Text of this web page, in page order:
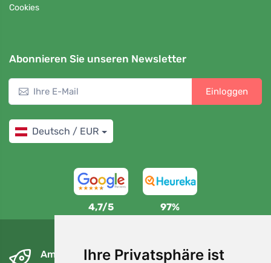
Ihre Privatsphäre ist
Cookies
Abonnieren Sie unseren Newsletter
Einloggen
Deutsch / EUR
4,7/5 97%
Am nächsten Tag und kostenlos